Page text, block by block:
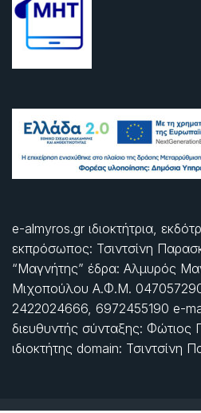
e-almyros.gr ιδιοκτήτρια,
εκπρόσωπος: Τσιντσίνη
“Μαγνήτης” έδρα: Αλμυρός
Μιχοπούλου Α.Φ.Μ.
2422024666, 6972455190 e-
διευθυντής σύνταξης: Φώτιος
ιδιοκτήτης domain: Τσιντσίνη